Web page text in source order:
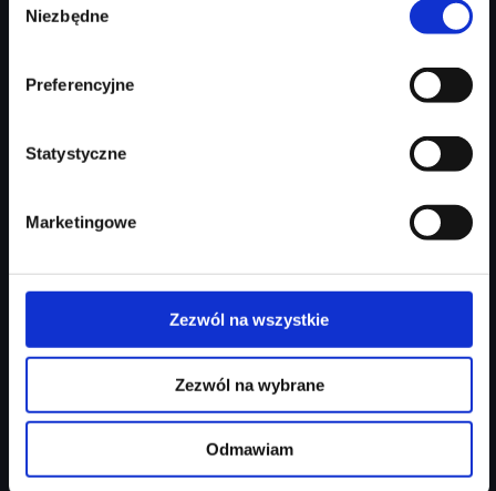
zgody
Niezbędne
Preferencyjne
Statystyczne
Marketingowe
Zezwól na wszystkie
Zezwól na wybrane
Odmawiam
213 746 zł
Zapytaj o ofertę Szczegóły
Audi Q3 Sportback